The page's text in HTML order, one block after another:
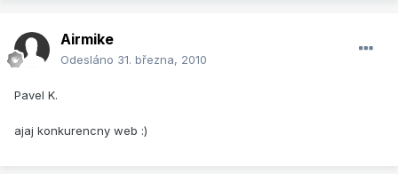
Airmike
Odesláno 31. března, 2010
Pavel K.
ajaj konkurencny web :)